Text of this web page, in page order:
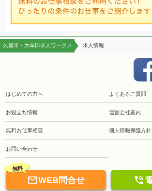
久留米・大牟田求人ワークス 求人情報
はじめての方へ よくあるご質問
お役立ち情報 運営会社案内
無料お仕事相談 個人情報保護方針
お問い合わせ
無料
WEB問合せ 